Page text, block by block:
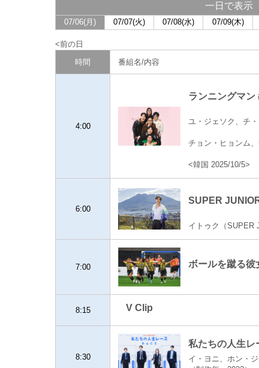
一日で表示
07/06(月) 07/07(火) 07/08(水) 07/09(木)
前の日
時間
番組名/内容
4:00
ランニングマン
ユ・ジェソク、チ
チョン・ヒョンム
<韓国 2025/10/5>
6:00
SUPER
イトゥク（SUPER
7:00 ボールを蹴る彼
8:15 V Clip
8:30
私たちの人生レ
イ・ヨニ、ホン・